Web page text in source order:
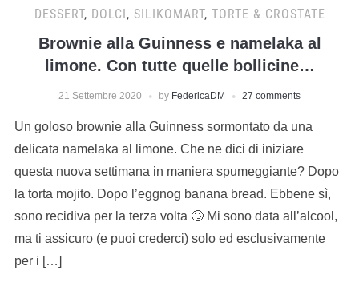
DESSERT, DOLCI, SILIKOMART, TORTE & CROSTATE
Brownie alla Guinness e namelaka al
limone. Con tutte quelle bollicine…
21 Settembre 2020 by FedericaDM 27 comments
Un goloso brownie alla Guinness sormontato da una
delicata namelaka al limone. Che ne dici di iniziare
questa nuova settimana in maniera spumeggiante? Dopo
la torta mojito. Dopo l’eggnog banana bread. Ebbene sì,
sono recidiva per la terza volta 🙄 Mi sono data all’alcool,
ma ti assicuro (e puoi crederci) solo ed esclusivamente
per i […]